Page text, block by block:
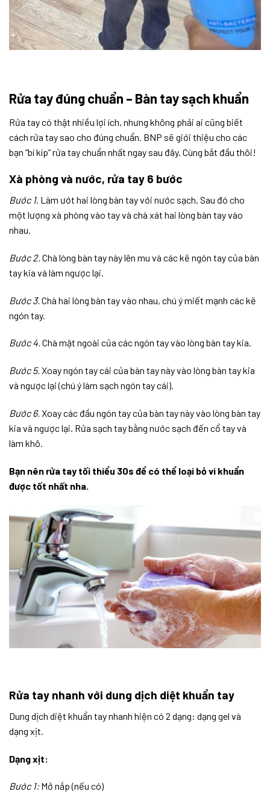
Rửa tay đúng chuẩn – Bàn tay sạch khuẩn
Rửa tay có thật nhiều lợi ích, nhưng không phải ai cũng biết
cách rửa tay sao cho đúng chuẩn. BNP sẽ giới thiệu cho các
bạn “bí kíp” rửa tay chuẩn nhất ngay sau đây. Cùng bắt đầu thôi!
Xà phòng và nước, rửa tay 6 bước
Bước 1. Làm ướt hai lòng bàn tay với nước sạch. Sau đó cho
một lượng xà phòng vào tay và chà xát hai lòng bàn tay vào
nhau.
Bước 2. Chà lòng bàn tay này lên mu và các kẽ ngón tay của bàn
tay kia và làm ngược lại.
Bước 3. Chà hai lòng bàn tay vào nhau, chú ý miết mạnh các kẽ
ngón tay.
Bước 4.Chà mặt ngoài của các ngón tay vào lòng bàn tay kia.
Bước 5.Xoay ngón tay cái của bàn tay này vào lòng bàn tay kia
và ngược lại (chú ý làm sạch ngón tay cái).
Bước 6.Xoay các đầu ngón tay của bàn tay này vào lòng bàn tay
kia và ngược lại. Rửa sạch tay bằng nước sạch đến cổ tay và
làm khô.
Bạn nên rửa tay tối thiểu 30s để có thể loại bỏ vi khuẩn
được tốt nhất nha.
Rửa tay nhanh với dung dịch diệt khuẩn tay
Dung dịch diệt khuẩn tay nhanh hiện có 2 dạng: dạng gel và
dạng xịt.
Dạng xịt:
Bước 1:Mở nắp (nếu có)